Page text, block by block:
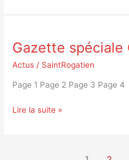
Gazette spéciale
Actus / SaintRogatien
Page 1 Page 2 Page 3 Page 4
Gazette
Guy
Devalle
Lire la suite »